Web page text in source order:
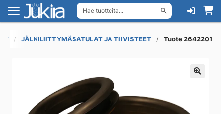
Hae tuotteita...
Siirry
navigointiin
Siirry
sisältöön
JÄLKILIITTYMÄSATULAT JA TIIVISTEET Tuote 2642201